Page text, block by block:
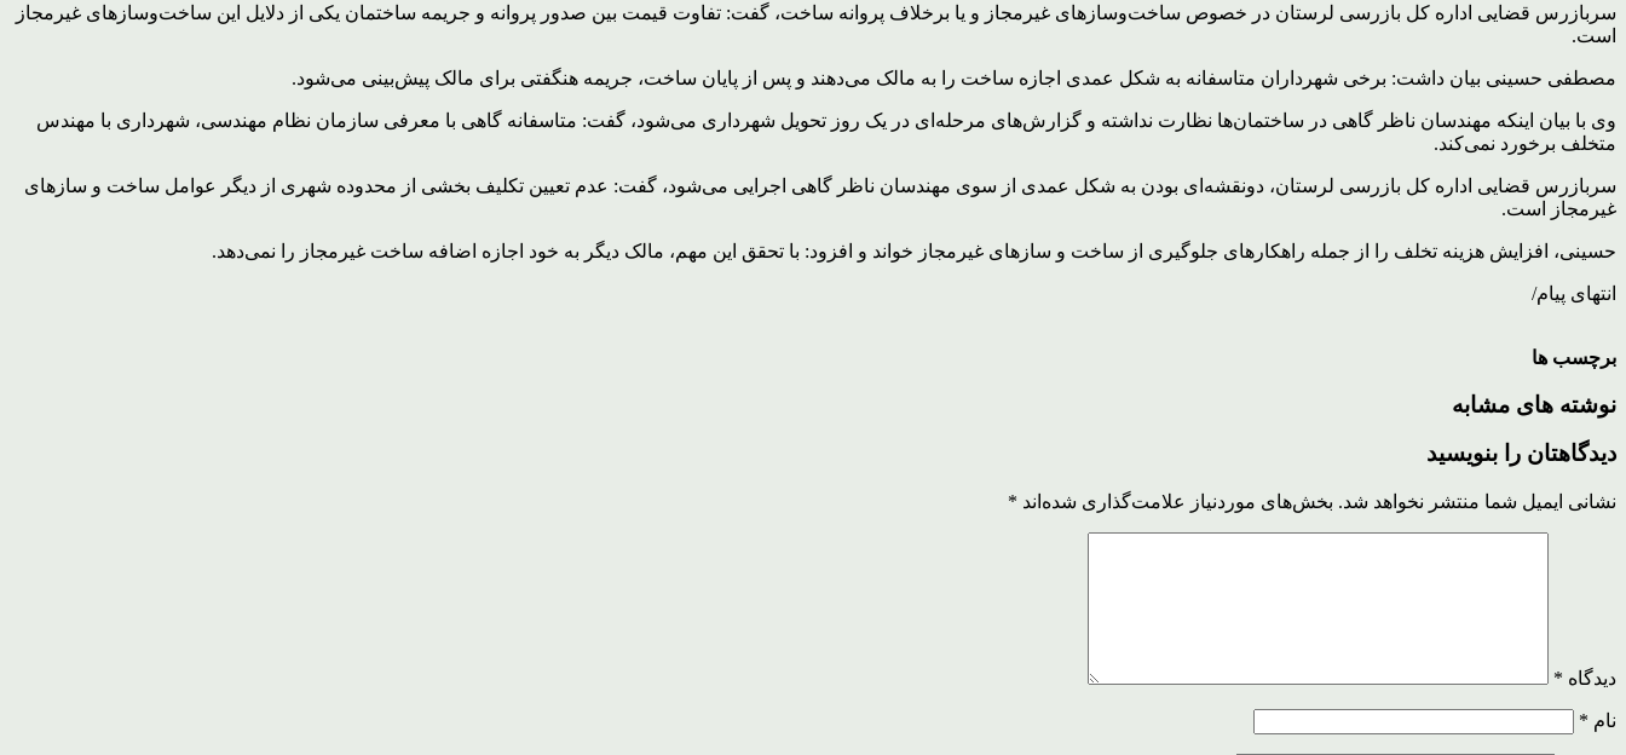
سربازرس قضایی اداره کل بازرسی لرستان در خصوص ساخت‌وسازهای غیرمجاز و یا برخلاف پروانه ساخت، گفت: تفاوت قیمت بین صدور پروانه و جریمه ساختمان یکی از دلایل این ساخت‌وسازهای غیرمجاز
است.
مصطفی حسینی بیان داشت: برخی شهرداران متاسفانه به شکل عمدی اجازه ساخت را به مالک می‌دهند و پس از پایان ساخت، جریمه هنگفتی برای مالک پیش‌بینی می‌شود.
وی با بیان اینکه مهندسان ناظر گاهی در ساختمان‌ها نظارت نداشته و گزارش‌های مرحله‌ای در یک روز تحویل شهرداری می‌شود، گفت: متاسفانه گاهی با معرفی سازمان نظام مهندسی، شهرداری با مهندس
متخلف برخورد نمی‌کند.
سربازرس قضایی اداره کل بازرسی لرستان، دونقشه‌ای بودن به شکل عمدی از سوی مهندسان ناظر گاهی اجرایی می‌شود، گفت: عدم تعیین تکلیف بخشی از محدوده شهری از دیگر عوامل ساخت و سازهای
غیرمجاز است.
حسینی، افزایش هزینه تخلف را از جمله راهکارهای جلوگیری از ساخت و سازهای غیرمجاز خواند و افزود: با تحقق این مهم، مالک دیگر به خود اجازه اضافه ساخت غیرمجاز را نمی‌دهد.
انتهای پیام/
برچسب ها
نوشته های مشابه
دیدگاهتان را بنویسید
نشانی ایمیل شما منتشر نخواهد شد. بخش‌های موردنیاز علامت‌گذاری شده‌اند *
دیدگاه *
نام *